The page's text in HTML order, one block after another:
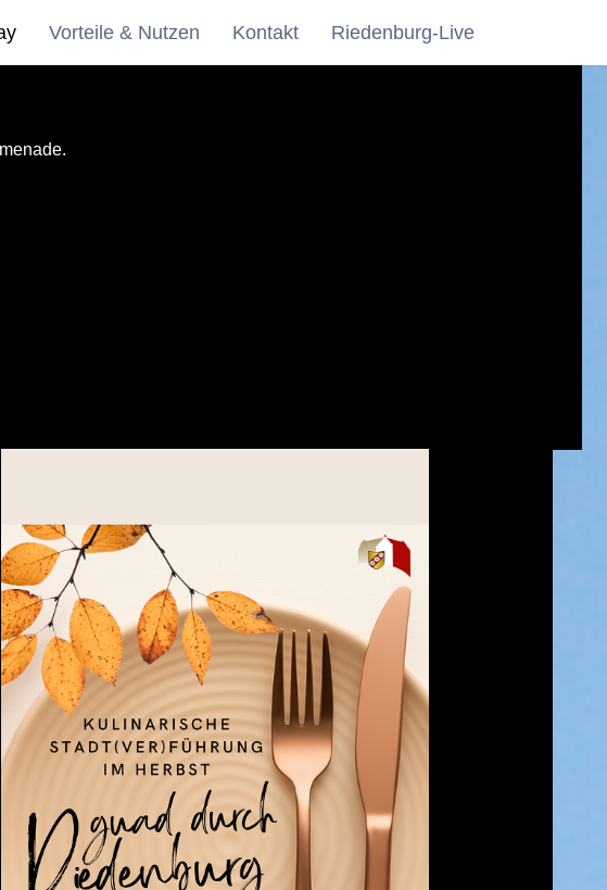
Vorteile & Nutzen Kontakt Riedenburg-Live